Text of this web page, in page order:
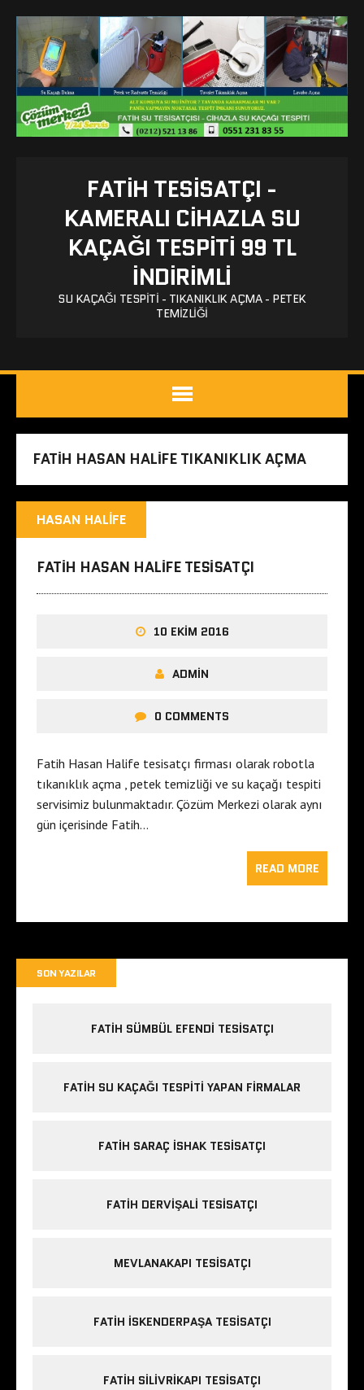
FATIH TESISATÇI -
KAMERALI CIHAZLA SU
KAÇAĞI TESPITI 99 TL
İNDİRİMLİ
SU KAÇAĞI TESPITI - TIKANIKLIK AÇMA - PETEK
TEMIZLIĞI
FATIH HASAN HALIFE TIKANIKLIK AÇMA
HASAN HALIFE
FATIH HASAN HALIFE TESISATÇI
10 EKIM 2016
ADMIN
0 COMMENTS
Fatih Hasan Halife tesisatçı firması olarak robotla
tıkanıklık açma , petek temizliği ve su kaçağı tespiti
servisimiz bulunmaktadır. Çözüm Merkezi olarak aynı
gün içerisinde Fatih…
READ MORE
SON YAZILAR
FATIH SÜMBÜL EFENDI TESISATÇI
FATIH SU KAÇAĞI TESPITI YAPAN FIRMALAR
FATIH SARAÇ ISHAK TESISATÇI
FATIH DERVIŞALI TESISATÇI
MEVLANAKAPI TESISATÇI
FATIH ISKENDERPAŞA TESISATÇI
FATIH SILIVRIKAPI TESISATÇI